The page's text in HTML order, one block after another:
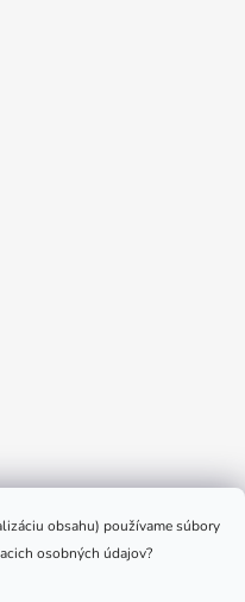
obsahu) používame súbory
osobných údajov?